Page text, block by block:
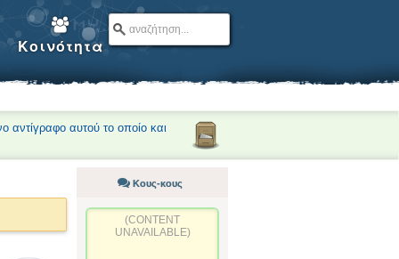
Κοινότητα
αντίγραφο αυτού το οποίο και
Κους-κους
(CONTENT
UNAVAILABLE)